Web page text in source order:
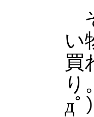
い
買
り
дﾟ